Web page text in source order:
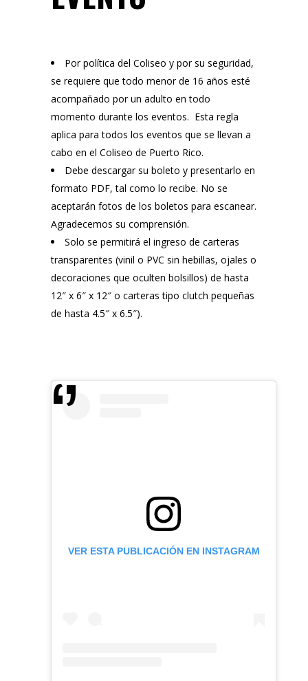
Por política del Coliseo y por su seguridad,
se requiere que todo menor de 16 años esté
acompañado por un adulto en todo
momento durante los eventos. Esta regla
aplica para todos los eventos que se llevan a
cabo en el Coliseo de Puerto Rico.
Debe descargar su boleto y presentarlo en
formato PDF, tal como lo recibe. No se
aceptarán fotos de los boletos para escanear.
Agradecemos su comprensión.
Solo se permitirá el ingreso de carteras
transparentes (vinil o PVC sin hebillas, ojales o
decoraciones que oculten bolsillos) de hasta
12″ x 6″ x 12″ o carteras tipo clutch pequeñas
de hasta 4.5″ x 6.5″).
VER ESTA PUBLICACIÓN EN INSTAGRAM